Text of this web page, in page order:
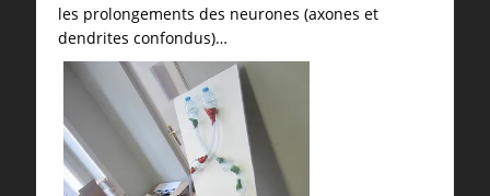
les prolongements des neurones (axones et
dendrites confondus)…